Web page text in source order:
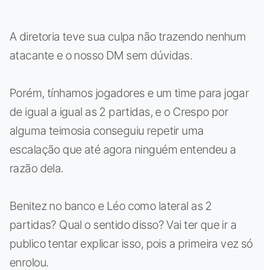
A diretoria teve sua culpa não trazendo nenhum
atacante e o nosso DM sem dúvidas.
Porém, tínhamos jogadores e um time para jogar
de igual a igual as 2 partidas, e o Crespo por
alguma teimosia conseguiu repetir uma
escalação que até agora ninguém entendeu a
razão dela.
Benitez no banco e Léo como lateral as 2
partidas? Qual o sentido disso? Vai ter que ir a
publico tentar explicar isso, pois a primeira vez só
enrolou.